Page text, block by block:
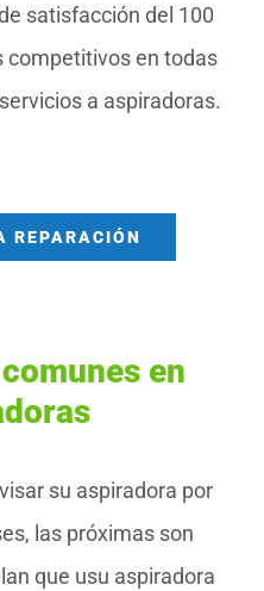
satisfacción del 100
competitivos en todas
a aspiradoras.
REPARACIÓN
en
su aspiradora por
las próximas son
que usu aspiradora